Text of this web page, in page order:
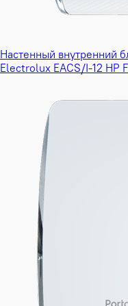
Настенный внутренний
Electrolux EACS/I-12 HP